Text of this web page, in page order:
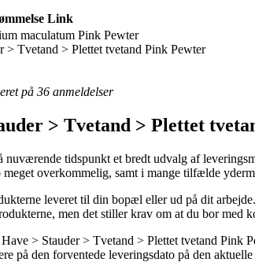
Link
maculatum Pink Pewter
> Tvetand > Plettet tvetand Pink Pewter
på 36 anmeldelser
> Tvetand > Plettet
nuværende tidspunkt et bredt udvalg af
overkommelig, samt i mange tilfælde
leveret til din bopæl eller ud på dit
men det stiller krav om at du bor med
> Stauder > Tvetand > Plettet tvetand
på den forventede leveringsdato på den aktuelle